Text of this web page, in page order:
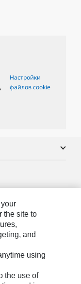
Настройки
файлов cookie
the site to
and
using
the use of